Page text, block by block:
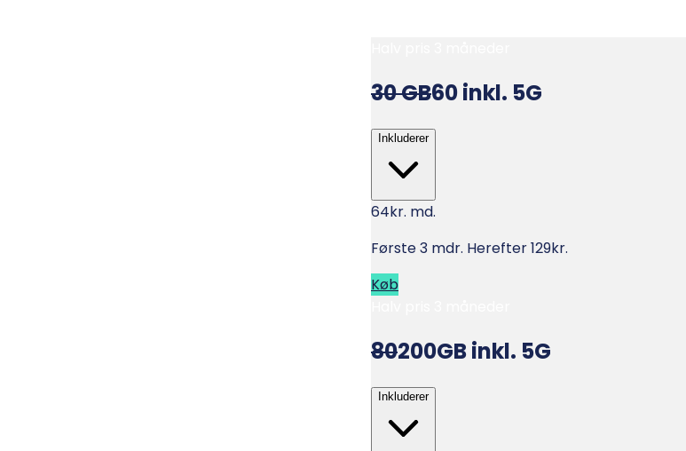
30 GB60inkl. 5G
Inkluderer
64kr. md.
Første 3 mdr. Herefter 129kr.
Køb
80200GBinkl. 5G
Inkluderer